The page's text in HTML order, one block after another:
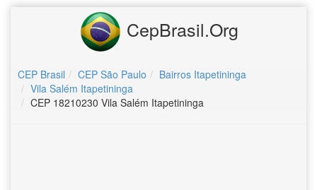
CepBrasil.Org
CEP Brasil CEP São Paulo
Bairros Itapetininga
Vila Salém Itapetininga
CEP 18210230 Vila Salém Itapetininga